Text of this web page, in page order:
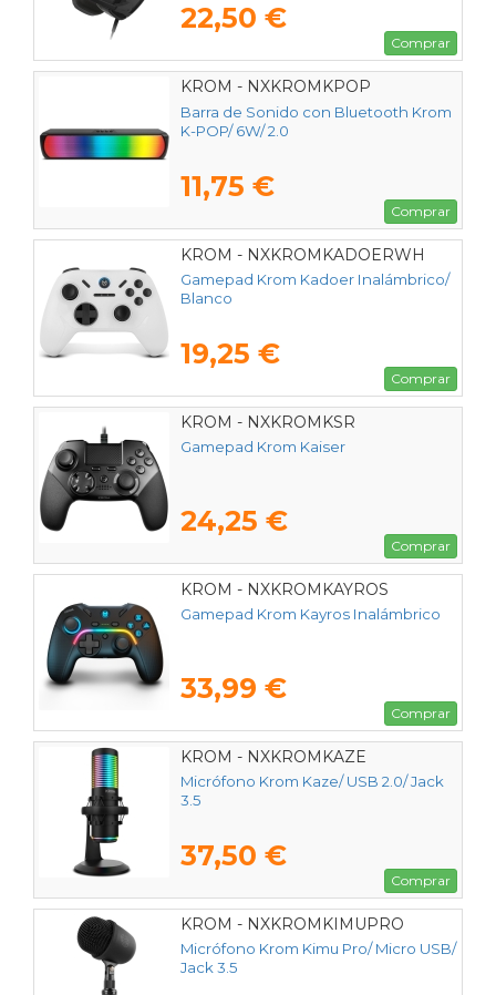
22,50 €
Comprar
KROM - NXKROMKPOP
Barra de Sonido con Bluetooth Krom
K-POP/ 6W/ 2.0
11,75 €
Comprar
KROM - NXKROMKADOERWH
Gamepad Krom Kadoer Inalámbrico/
Blanco
19,25 €
Comprar
KROM - NXKROMKSR
Gamepad Krom Kaiser
24,25 €
Comprar
KROM - NXKROMKAYROS
Gamepad Krom Kayros Inalámbrico
33,99 €
Comprar
KROM - NXKROMKAZE
Micrófono Krom Kaze/ USB 2.0/ Jack
3.5
37,50 €
Comprar
KROM - NXKROMKIMUPRO
Micrófono Krom Kimu Pro/ Micro USB/
Jack 3.5